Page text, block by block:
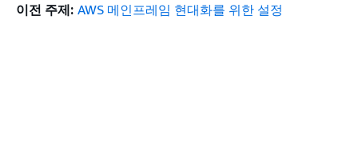
이전 주제: AWS 메인프레임 현대화를 위한 설정